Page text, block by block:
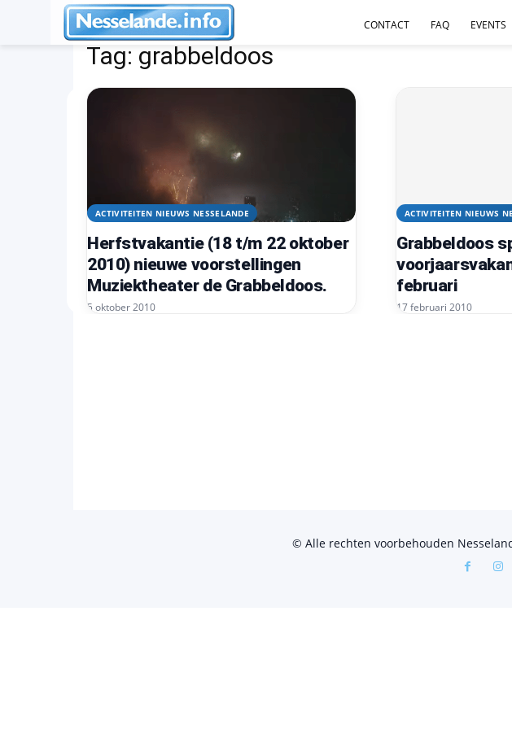
CONTACT FAQ EVENTS
Tags Grabbeldoos
Tag: grabbeldoos
ACTIVITEITEN NIEUWS NESSELANDE
Herfstvakantie (18 t/m 22 oktober
2010) nieuwe voorstellingen
Muziektheater de Grabbeldoos.
5 oktober 2010
ACTIVITEITEN NIEUWS
Grabbeldoos
februari
17 februari 2010
© Alle rechten voorbehouden